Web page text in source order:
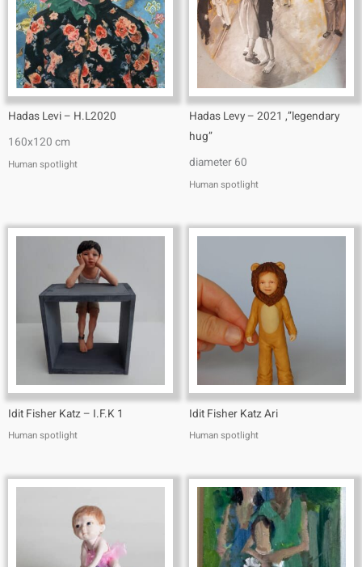
Hadas Levi – H.L2020
160x120 cm
Human spotlight
Hadas Levy – 2021 ,”legendary
hug”
diameter 60
Human spotlight
Idit Fisher Katz – I.F.K 1
Human spotlight
Idit Fisher Katz Ari
Human spotlight